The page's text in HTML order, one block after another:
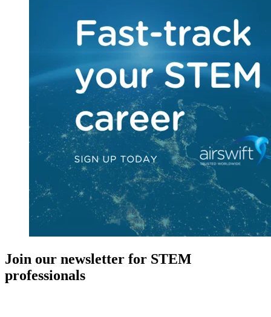
Join our newsletter for STEM
professionals